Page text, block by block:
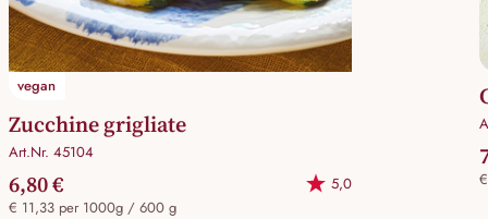
vegan
Zucchine grigliate
Art.Nr. 45104
6,80 €
5,0
€ 11,33 per 1000g / 600 g